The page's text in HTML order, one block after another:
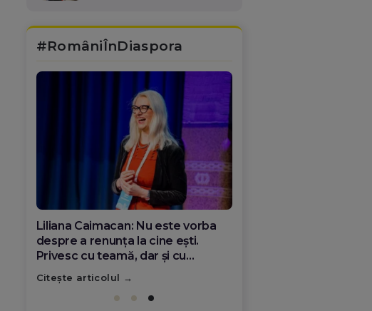
#RomâniÎnDiaspora
Diana Olar, românca de la Google
care demonstrează că diaspora
poate schimba România
Citește articolul